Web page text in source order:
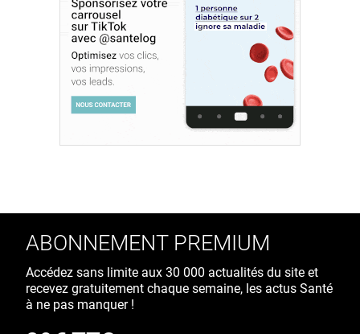
ABONNEMENT PREMIUM
Accédez sans limite aux 30 000 actualités du site et
recevez gratuitement chaque semaine, les actus Santé
à ne pas manquer !